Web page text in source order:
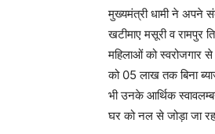
मुख्यमंत्री धामी ने अपने
खटीमाए मसूरी व रामपुर
महिलाओं को स्वरोजगार
को 05 लाख तक बिना
भी उनके आर्थिक
घर को नल से जोड़ा जा